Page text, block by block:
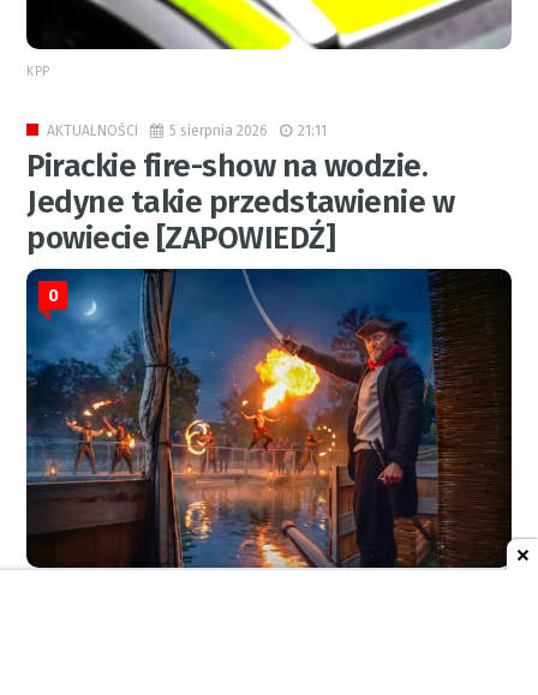
KPP
AKTUALNOŚCI 5 sierpnia 2026 21:11
Pirackie fire-show na wodzie.
Jedyne takie przedstawienie w
powiecie [ZAPOWIEDŹ]
0